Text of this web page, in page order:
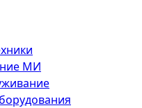
МИ